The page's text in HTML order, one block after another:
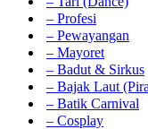
– Profesi
– Pewayangan
– Mayoret
– Badut & Sirkus
– Bajak Laut
– Batik Carnival
– Cosplay